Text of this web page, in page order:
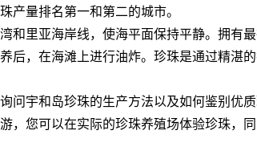
产量排名第一和第二的城市。
和里亚海岸线，使海平面保持平静。拥有
后，在海滩上进行油炸。珍珠是通过精湛
问宇和岛珍珠的生产方法以及如何鉴别优质
，您可以在实际的珍珠养殖场体验珍珠，